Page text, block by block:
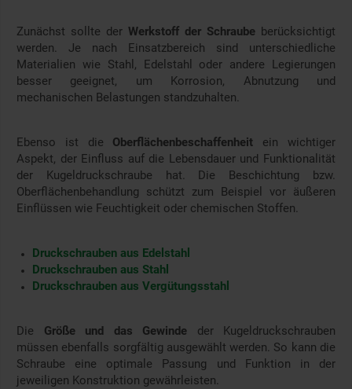
Zunächst sollte der Werkstoff der Schraube berücksichtigt
werden. Je nach Einsatzbereich sind unterschiedliche
Materialien wie Stahl, Edelstahl oder andere Legierungen
besser geeignet, um Korrosion, Abnutzung und
mechanischen Belastungen standzuhalten.
Ebenso ist die Oberflächenbeschaffenheit ein wichtiger
Aspekt, der Einfluss auf die Lebensdauer und Funktionalität
der Kugeldruckschraube hat. Die Beschichtung bzw.
Oberflächenbehandlung schützt zum Beispiel vor äußeren
Einflüssen wie Feuchtigkeit oder chemischen Stoffen.
Druckschrauben aus Edelstahl
Druckschrauben aus Stahl
Druckschrauben aus Vergütungsstahl
Die Größe und das Gewinde der Kugeldruckschrauben
müssen ebenfalls sorgfältig ausgewählt werden. So kann die
Schraube eine optimale Passung und Funktion in der
jeweiligen Konstruktion gewährleisten.